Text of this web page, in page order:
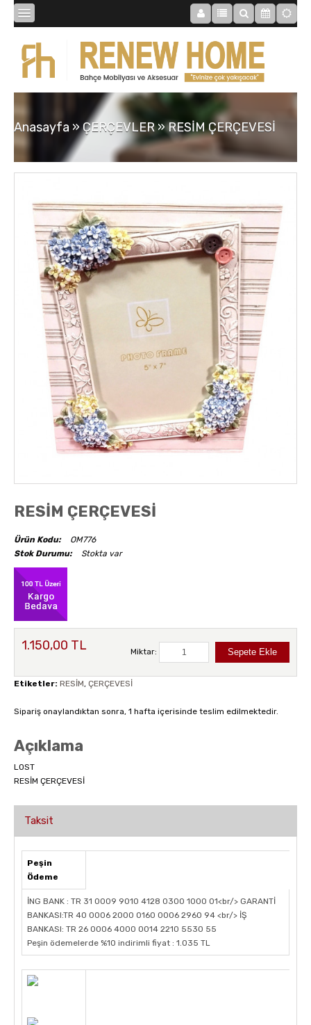
BİBLOLAR
SAATLER
TABLOLAR
AYNALAR
AKSESUARLAR
OBJELER
ABAJUR
Anasayfa »ÇERÇEVLER»RESİM ÇERÇEVESİ
RESİM ÇERÇEVESİ
Ürün Kodu:
OM776
Stok Durumu:
Stokta var
1.150,00 TL Miktar:
Etiketler: RESİM, ÇERÇEVESİ
Sipariş onaylandıktan sonra, 1 hafta içerisinde teslim edilmektedir.
Açıklama
LOST
RESİM ÇERÇEVESİ
Taksit
Peşin
Ödeme
İNG BANK : TR 31 0009 9010 4128 0300 1000 01<br/> GARANTİ
BANKASI:TR 40 0006 2000 0160 0006 2960 94 <br/> İŞ
BANKASI: TR 26 0006 4000 0014 2210 5530 55
Peşin ödemelerde %10 indirimli fiyat : 1.035 TL